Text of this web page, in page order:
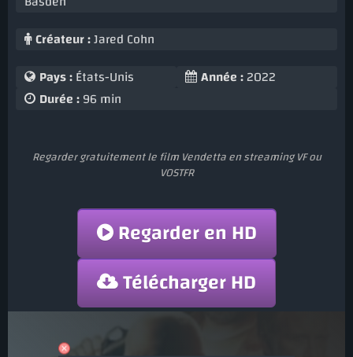
Créateur :Jared Cohn
Pays :États-Unis Année :2022
Durée :96 min
Regarder gratuitement le film Vendetta en streaming VF ou
VOSTFR
Regarder en HD
Télécharger HD